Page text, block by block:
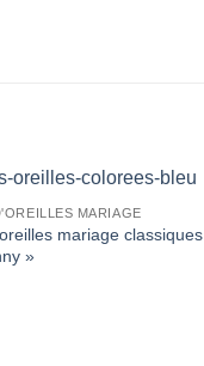
MARIAGE
mariage classiques
»